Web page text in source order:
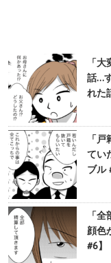
「
話…
れた
「
てい
ブル
「
顔色
#6】